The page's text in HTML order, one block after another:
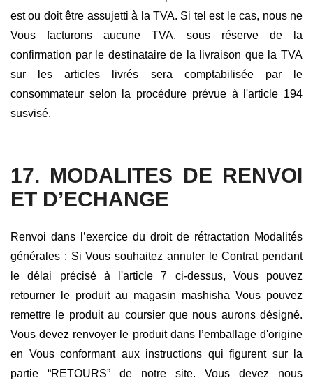
est ou doit être assujetti à la TVA. Si tel est le cas, nous ne
Vous facturons aucune TVA, sous réserve de la
confirmation par le destinataire de la livraison que la TVA
sur les articles livrés sera comptabilisée par le
consommateur selon la procédure prévue à l'article 194
susvisé.
17. MODALITES DE RENVOI
ET D’ECHANGE
Renvoi dans l’exercice du droit de rétractation Modalités
générales : Si Vous souhaitez annuler le Contrat pendant
le délai précisé à l'article 7 ci-dessus, Vous pouvez
retourner le produit au magasin mashisha Vous pouvez
remettre le produit au coursier que nous aurons désigné.
Vous devez renvoyer le produit dans l’emballage d'origine
en Vous conformant aux instructions qui figurent sur la
partie “RETOURS” de notre site. Vous devez nous